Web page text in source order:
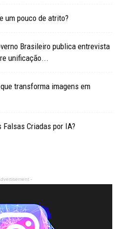
um pouco de atrito?
Brasileiro publica entrevista
unificação...
transforma imagens em
Falsas Criadas por IA?
-